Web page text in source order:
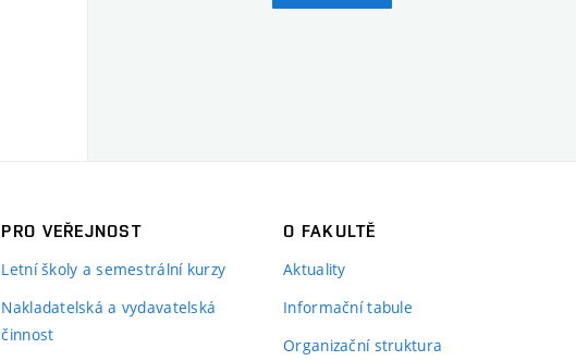
PRO VEŘEJNOST
Letní školy a semestrální kurzy
Nakladatelská a vydavatelská
činnost
O FAKULTĚ
Aktuality
Informační tabule
Organizační struktura